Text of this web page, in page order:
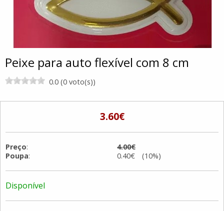
Peixe para auto flexível com 8 cm
0.0 (0 voto(s))
3.60€
Preço:
4.00€
Poupa: 0.40€ (10%)
Disponível